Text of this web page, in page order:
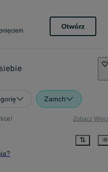
Otwórz
Zamch
Zobacz